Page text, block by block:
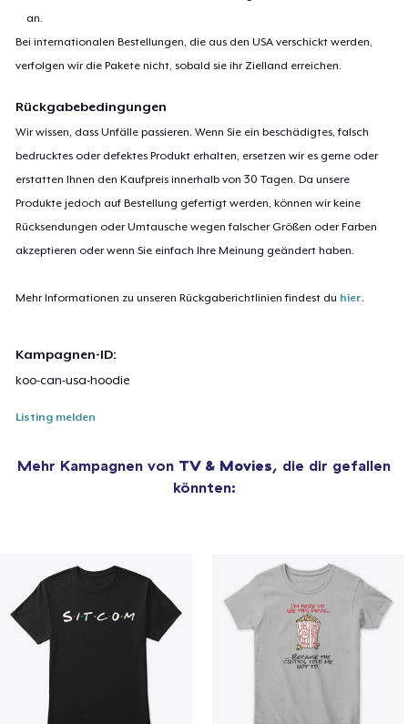
an.
Bei internationalen Bestellungen, die aus den USA verschickt werden,
verfolgen wir die Pakete nicht, sobald sie ihr Zielland erreichen.
Rückgabebedingungen
Wir wissen, dass Unfälle passieren. Wenn Sie ein beschädigtes, falsch
bedrucktes oder defektes Produkt erhalten, ersetzen wir es gerne oder
erstatten Ihnen den Kaufpreis innerhalb von 30 Tagen. Da unsere
Produkte jedoch auf Bestellung gefertigt werden, können wir keine
Rücksendungen oder Umtausche wegen falscher Größen oder Farben
akzeptieren oder wenn Sie einfach Ihre Meinung geändert haben.
Mehr Informationen zu unseren Rückgaberichtlinien findest du hier
Kampagnen-ID:
koo-can-usa-hoodie
Listing melden
Mehr Kampagnen von TV & Movies, die dir gefallen
könnten: